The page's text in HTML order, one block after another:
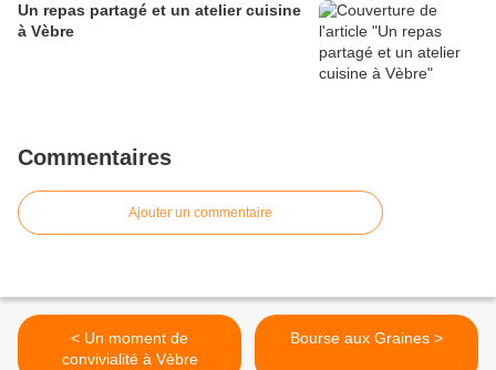
Un repas partagé et un atelier cuisine
à Vèbre
Commentaires
Ajouter un commentaire
< Un moment de
convivialité à Vèbre
Bourse aux Graines >